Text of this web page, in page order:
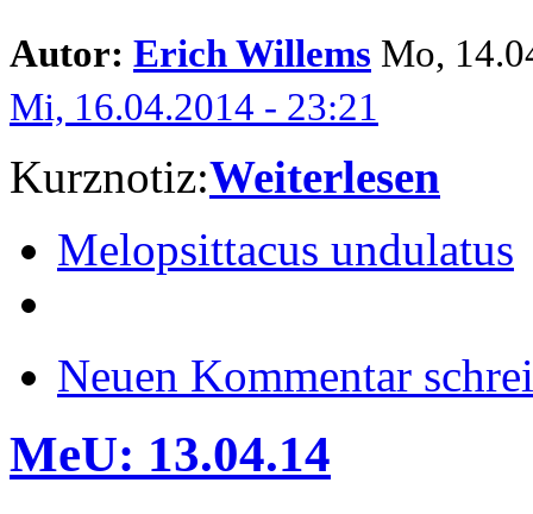
Autor: Erich Willems Mo,
Mi, 16.04.2014 - 23:21
Kurznotiz:Weiterlesen
Melopsittacus undulatus
Neuen Kommentar
MeU: 13.04.14